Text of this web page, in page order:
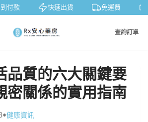
付款 快速出貨 免運費
查詢訂單
品質的六大關鍵要
密關係的實用指南
•健康資訊